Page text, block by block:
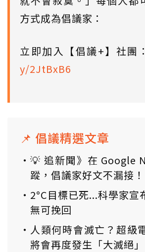
方式成為倡議家：
立即加入【倡議+】社團：
y/2JtBxB6
📌 倡議精選文章
💡 追新聞》在 Google
蹤，倡議家好文不漏接！
2°C目標已死...科學家宣
無可挽回
人類何時會滅亡？超級
將會再度發生「大滅絕」